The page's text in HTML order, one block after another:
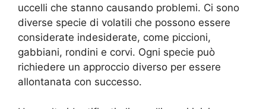
uccelli che stanno causando problemi. Ci sono
diverse specie di volatili che possono essere
considerate indesiderate, come piccioni,
gabbiani, rondini e corvi. Ogni specie può
richiedere un approccio diverso per essere
allontanata con successo.